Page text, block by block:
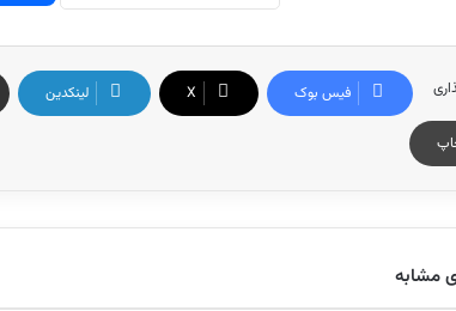
فیس بوک X لینکدین
مشابه